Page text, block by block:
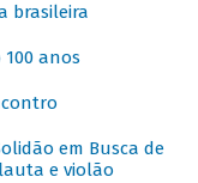
brasileira
100 anos
em Busca de
e violão